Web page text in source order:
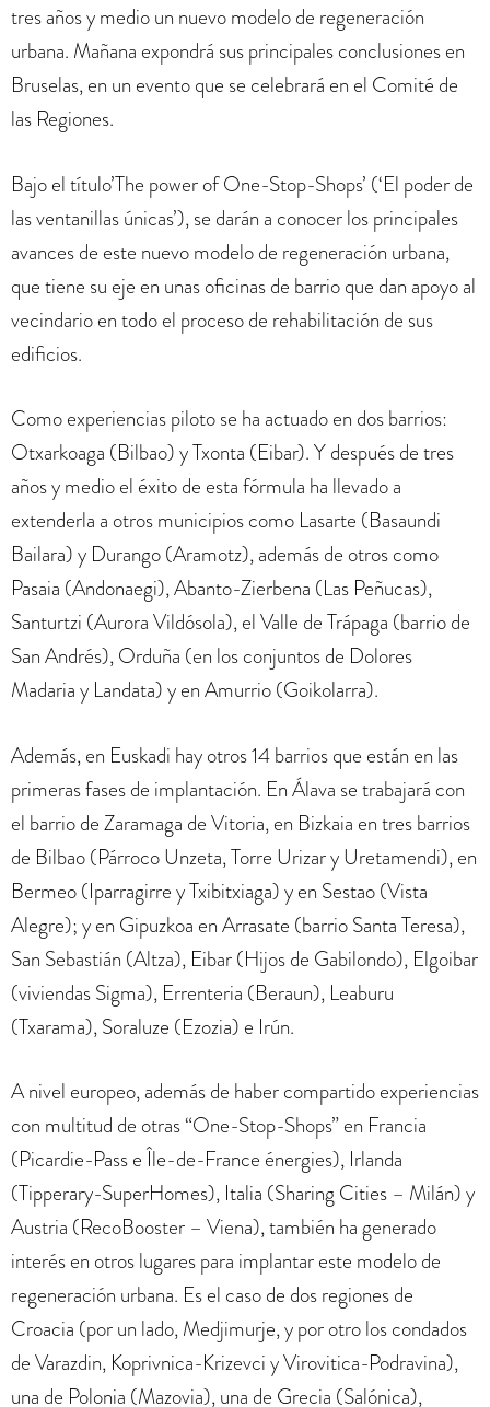
tres años y medio un nuevo modelo de regeneración
urbana. Mañana expondrá sus principales conclusiones en
Bruselas, en un evento que se celebrará en el Comité de
las Regiones.
Bajo el título’The power of One-Stop-Shops’ (‘El poder de
las ventanillas únicas’), se darán a conocer los principales
avances de este nuevo modelo de regeneración urbana,
que tiene su eje en unas oficinas de barrio que dan apoyo al
vecindario en todo el proceso de rehabilitación de sus
edificios.
Como experiencias piloto se ha actuado en dos barrios:
Otxarkoaga (Bilbao) y Txonta (Eibar). Y después de tres
años y medio el éxito de esta fórmula ha llevado a
extenderla a otros municipios como Lasarte (Basaundi
Bailara) y Durango (Aramotz), además de otros como
Pasaia (Andonaegi), Abanto-Zierbena (Las Peñucas),
Santurtzi (Aurora Vildósola), el Valle de Trápaga (barrio de
San Andrés), Orduña (en los conjuntos de Dolores
Madaria y Landata) y en Amurrio (Goikolarra).
Además, en Euskadi hay otros 14 barrios que están en las
primeras fases de implantación. En Álava se trabajará con
el barrio de Zaramaga de Vitoria, en Bizkaia en tres barrios
de Bilbao (Párroco Unzeta, Torre Urizar y Uretamendi), en
Bermeo (Iparragirre y Txibitxiaga) y en Sestao (Vista
Alegre); y en Gipuzkoa en Arrasate (barrio Santa Teresa),
San Sebastián (Altza), Eibar (Hijos de Gabilondo), Elgoibar
(viviendas Sigma), Errenteria (Beraun), Leaburu
(Txarama), Soraluze (Ezozia) e Irún.
A nivel europeo, además de haber compartido experiencias
con multitud de otras “One-Stop-Shops” en Francia
(Picardie-Pass e Île-de-France énergies), Irlanda
(Tipperary-SuperHomes), Italia (Sharing Cities – Milán) y
Austria (RecoBooster – Viena), también ha generado
interés en otros lugares para implantar este modelo de
regeneración urbana. Es el caso de dos regiones de
Croacia (por un lado, Medjimurje, y por otro los condados
de Varazdin, Koprivnica-Krizevci y Virovitica-Podravina),
una de Polonia (Mazovia), una de Grecia (Salónica),